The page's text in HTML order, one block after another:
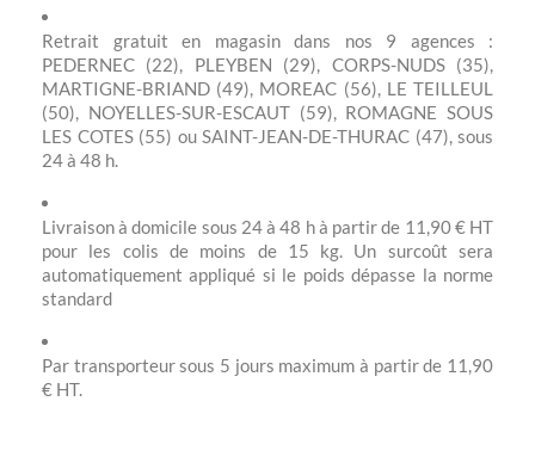
Retrait gratuit en magasin dans nos 9 agences :
PEDERNEC (22), PLEYBEN (29), CORPS-NUDS (35),
MARTIGNE-BRIAND (49), MOREAC (56), LE TEILLEUL
(50), NOYELLES-SUR-ESCAUT (59), ROMAGNE SOUS
LES COTES (55) ou SAINT-JEAN-DE-THURAC (47), sous
24 à 48 h.
Livraison à domicile sous 24 à 48 h à partir de 11,90 € HT
pour les colis de moins de 15 kg. Un surcoût sera
automatiquement appliqué si le poids dépasse la norme
standard
Par transporteur sous 5 jours maximum à partir de 11,90
€ HT.